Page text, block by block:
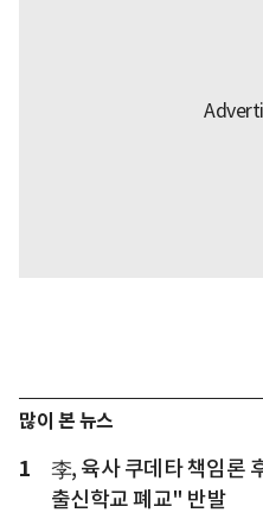
많이 본 뉴스
1
李, 육사 쿠데타 책임론
출신학교 폐교" 반발